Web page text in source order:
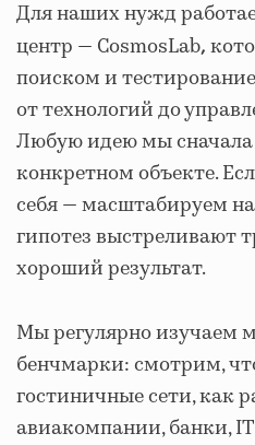
Для наших нужд
центр — CosmosLab,
поиском и
от технологий до
Любую идею мы
конкретном объекте.
себя — масштабируем
гипотез выстреливают
хороший результат.
Мы регулярно изучаем
бенчмарки: смотрим,
гостиничные сети, как
авиакомпании, банки,